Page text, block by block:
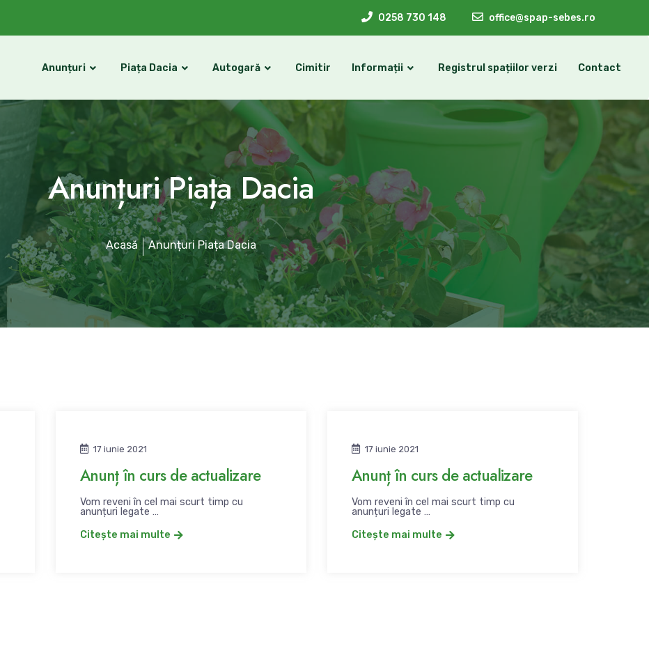
0258 730 148 office@spap-sebes.ro
Anunțuri Piața Dacia Autogară Cimitir Informații Registrul spațiilor verzi Contact
Anunțuri Piața Dacia
Acasă Anunțuri Piața Dacia
17 iunie 2021
Anunț în curs de actualizare
Vom reveni în cel mai scurt timp cu
anunțuri legate …
Citește mai multe
17 iunie 2021
Anunț în curs de actualizare
Vom reveni în cel mai scurt timp cu
anunțuri legate …
Citește mai multe